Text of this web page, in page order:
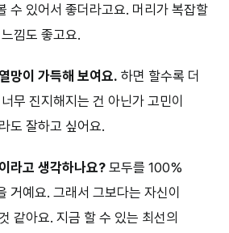
수 있어서 좋더라고요. 머리가 복잡할
낌도 좋고요.
망이 가득해 보여요. 하면 할수록 더
무 진지해지는 건 아닌가 고민이
도 잘하고 싶어요.
라고 생각하나요? 모두를 100%
거예요. 그래서 그보다는 자신이
같아요. 지금 할 수 있는 최선의